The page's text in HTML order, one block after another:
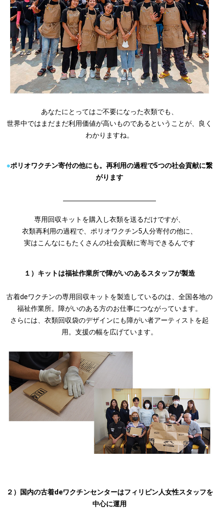
あなたにとってはご不要になった衣類でも、
世界中ではまだまだ利用価値が高いものであるということが、良く
わかりますね。
●ポリオワクチン寄付の他にも。再利用の過程で5つの社会貢献に繋
がります
───────────────────
専用回収キットを購入し衣類を送るだけですが、
衣類再利用の過程で、ポリオワクチン5人分寄付の他に、
実はこんなにもたくさんの社会貢献に寄与できるんです
１）キットは福祉作業所で障がいのあるスタッフが製造
古着deワクチンの専用回収キットを製造しているのは、全国各地の
福祉作業所。障がいのある方のお仕事につながっています。
さらには、衣類回収袋のデザインにも障がい者アーティストを起
用。支援の幅を広げています。
２）国内の古着deワクチンセンターはフィリピン人女性スタッフを
中心に運用